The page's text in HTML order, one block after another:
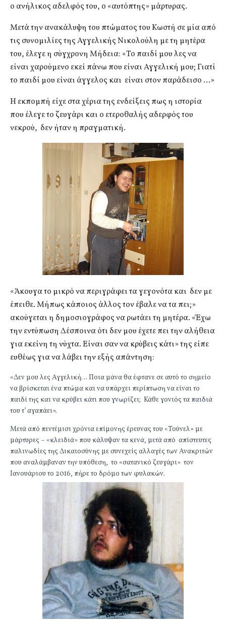
ο ανήλικος αδελφός του, ο «αυτόπτης» μάρτυρας.
Μετά την ανακάλυψη του πτώματος του Κωστή σε μία από
τις συνομιλίες της Αγγελικής Νικολούλη με τη μητέρα
του, έλεγε η σύγχρονη Μήδεια: «Το παιδί μου λες να
είναι χαρούμενο εκεί πάνω που είναι Αγγελική μου; Γιατί
το παιδί μου είναι άγγελος και είναι στον παράδεισο …»
Η εκπομπή είχε στα χέρια της ενδείξεις πως η ιστορία
που έλεγε το ζευγάρι και ο ετεροθαλής αδερφός του
νεκρού, δεν ήταν η πραγματική.
«Άκουγα το μικρό να περιγράφει τα γεγονότα και δεν με
έπειθε. Μήπως κάποιος άλλος τον έβαλε να τα πει;»
ακούγεται η δημοσιογράφος να ρωτάει τη μητέρα. «Έχω
την εντύπωση Δέσποινα ότι δεν μου έχετε πει την αλήθεια
για εκείνη τη νύχτα. Είναι σαν να κρύβεις κάτι» της είπε
ευθέως για να λάβει την εξής απάντηση:
«Δεν μου λες Αγγελική… Ποια μάνα θα έφτανε σε αυτό το σημείο
να βρίσκεται ένα πτώμα και να υπάρχει περίπτωση να είναι το
παιδί της και να κρύβει κάτι που γνωρίζει; Κάθε γονιός τα παιδιά
του τ’ αγαπάει».
Μετά από πεντέμισι χρόνια επίμονης έρευνας του «Τούνελ» με
μάρτυρες – «κλειδιά» που κάλυψαν τα κενά, μετά από απίστευτες
παλινωδίες της Δικαιοσύνης με συνεχείς αλλαγές των Ανακριτών
που αναλάμβαναν την υπόθεση, το «σατανικό ζευγάρι» τον
Ιανουάριου το 2016, πήρε το δρόμο των φυλακών.